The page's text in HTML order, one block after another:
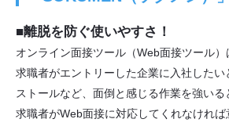
■離脱を防ぐ使いやすさ！
オンライン面接ツール（Web面接ツール
求職者がエントリーした企業に入社した
ストールなど、面倒と感じる作業を強い
求職者がWeb面接に対応してくれなければ